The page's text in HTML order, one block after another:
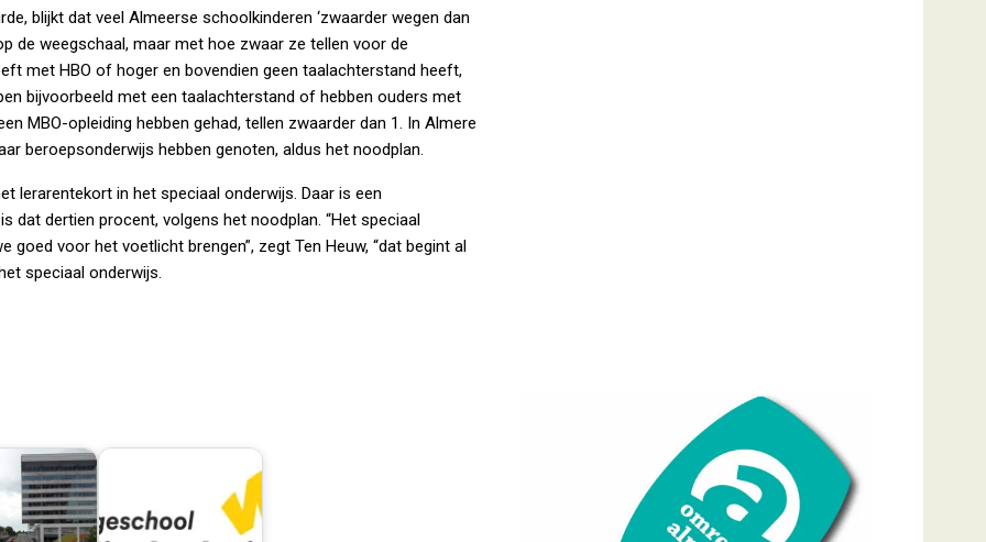
blijkt dat veel Almeerse schoolkinderen ‘zwaarder wegen dan
de weegschaal, maar met hoe zwaar ze tellen voor de
met HBO of hoger en bovendien geen taalachterstand heeft,
bijvoorbeeld met een taalachterstand of hebben ouders met
MBO-opleiding hebben gehad, tellen zwaarder dan 1. In Almere
beroepsonderwijs hebben genoten, aldus het noodplan.
lerarentekort in het speciaal onderwijs. Daar is een
dat dertien procent, volgens het noodplan. “Het speciaal
voor het voetlicht brengen”, zegt Ten Heuw, “dat begint al
speciaal onderwijs.